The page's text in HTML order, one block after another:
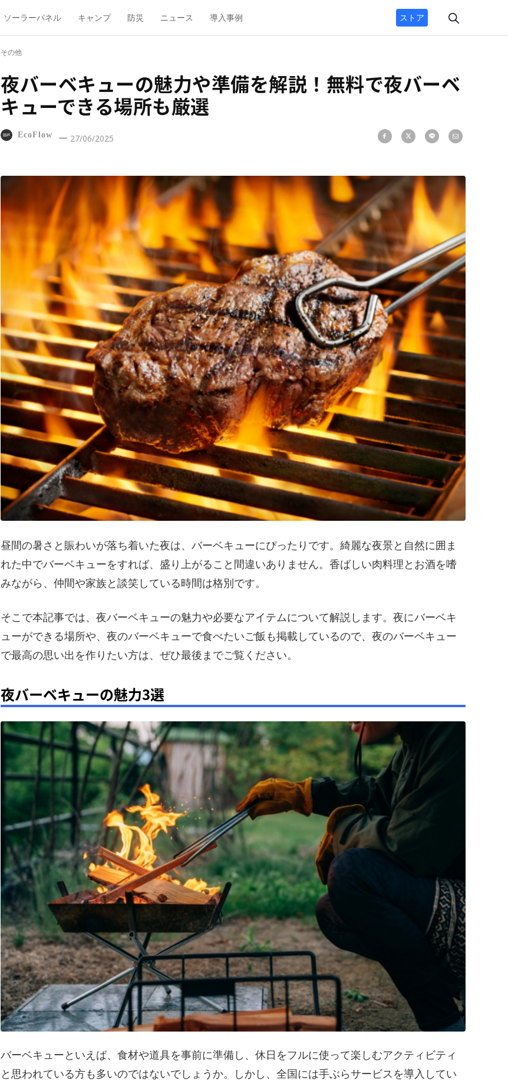
ソーラーパネル キャンプ 防災 ニュース 導入事例 ストア
その他
夜バーベキューの魅力や準備を解説！無料で夜バーベ
キューできる場所も厳選
EcoFlow 27/06/2025
昼間の暑さと賑わいが落ち着いた夜は、バーベキューにぴったりです。綺麗な夜景と自然に囲ま
れた中でバーベキューをすれば、盛り上がること間違いありません。香ばしい肉料理とお酒を嗜
みながら、仲間や家族と談笑している時間は格別です。
そこで本記事では、夜バーベキューの魅力や必要なアイテムについて解説します。夜にバーベキ
ューができる場所や、夜のバーベキューで食べたいご飯も掲載しているので、夜のバーベキュー
で最高の思い出を作りたい方は、ぜひ最後までご覧ください。
夜バーベキューの魅力3選
バーベキューといえば、食材や道具を事前に準備し、休日をフルに使って楽しむアクティビティ
と思われている方も多いのではないでしょうか。しかし、全国には手ぶらサービスを導入してい